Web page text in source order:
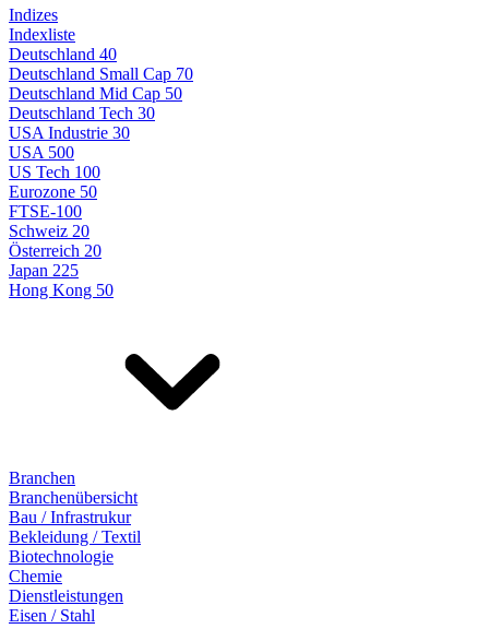
Indizes
Indexliste
Deutschland 40
Deutschland Small Cap 70
Deutschland Mid Cap 50
Deutschland Tech 30
USA Industrie 30
USA 500
US Tech 100
Eurozone 50
FTSE-100
Schweiz 20
Österreich 20
Japan 225
Hong Kong 50
Branchen
Branchenübersicht
Bau / Infrastrukur
Bekleidung / Textil
Biotechnologie
Chemie
Dienstleistungen
Eisen / Stahl